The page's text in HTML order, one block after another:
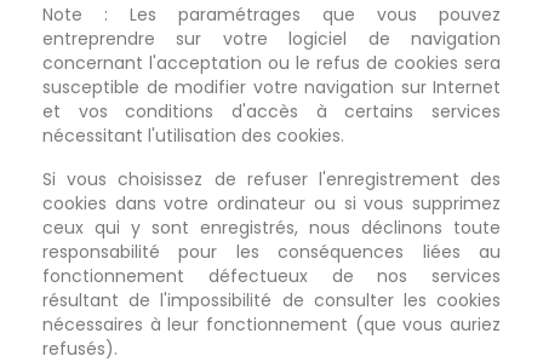
Note : Les paramétrages que vous pouvez
entreprendre sur votre logiciel de navigation
concernant l'acceptation ou le refus de cookies sera
susceptible de modifier votre navigation sur Internet
et vos conditions d'accès à certains services
nécessitant l'utilisation des cookies.
Si vous choisissez de refuser l'enregistrement des
cookies dans votre ordinateur ou si vous supprimez
ceux qui y sont enregistrés, nous déclinons toute
responsabilité pour les conséquences liées au
fonctionnement défectueux de nos services
résultant de l'impossibilité de consulter les cookies
nécessaires à leur fonctionnement (que vous auriez
refusés).